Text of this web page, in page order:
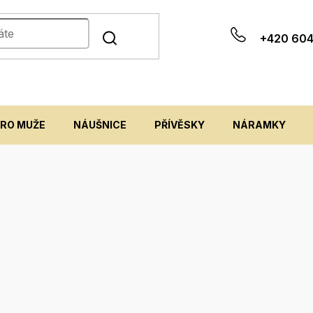
+420
MUŽE NÁUŠNICE PŘÍVĚSKY NÁRAMKY